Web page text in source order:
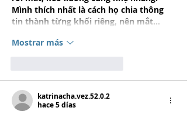
Mình thích nhất là cách họ chia thông
tin thành từng khối riêng, nên mắt…
Mostrar más
katrinacha.vez.52.0.2
hace 5 días